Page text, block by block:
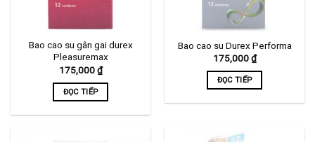
Bao cao su gân gai durex
Pleasuremax
175,000₫
ĐỌC TIẾP
Bao cao su Durex Performa
175,000₫
ĐỌC TIẾP